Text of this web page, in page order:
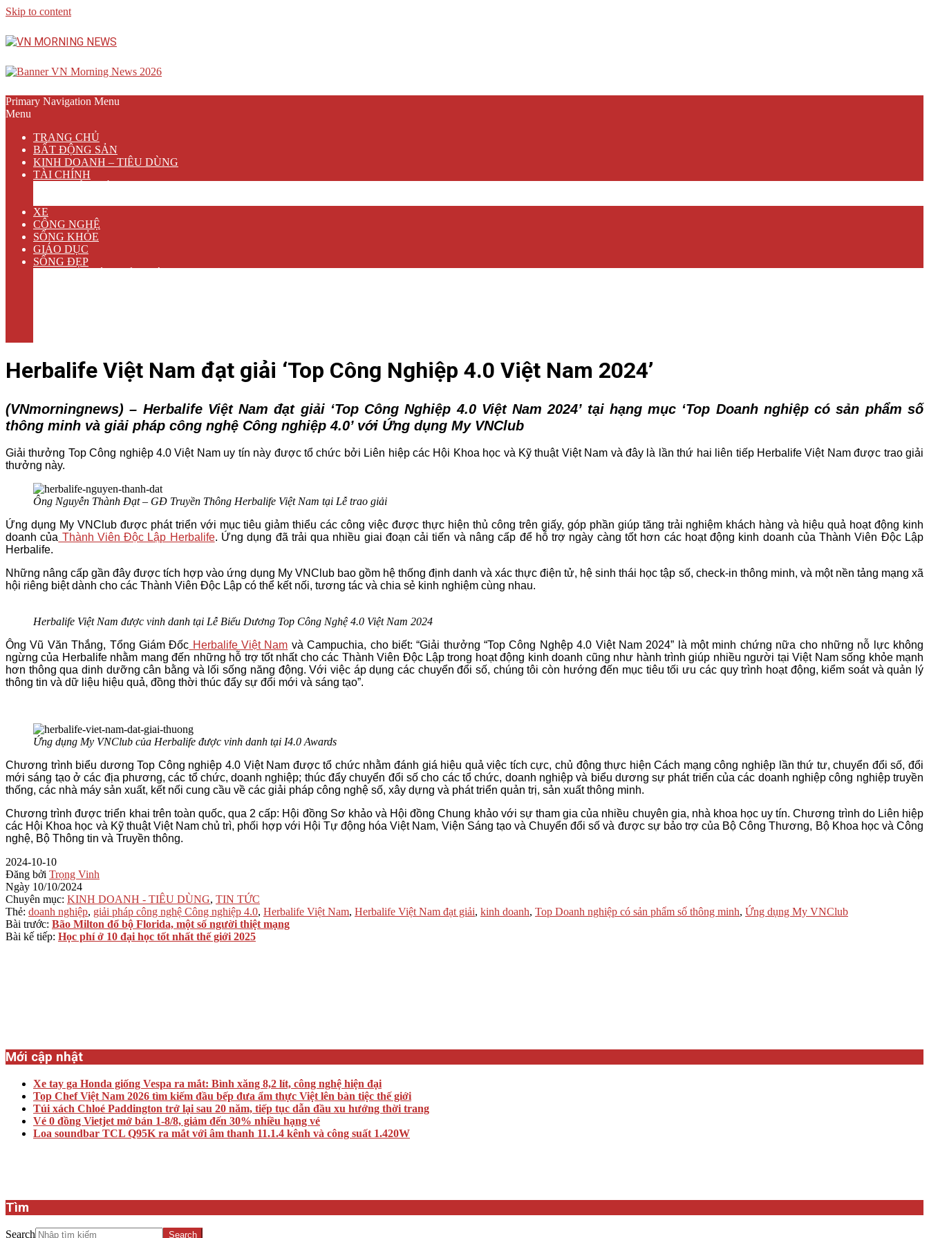
Skip to content
Primary Navigation Menu
Menu
TRANG CHỦ
BẤT ĐỘNG SẢN
KINH DOANH – TIÊU DÙNG
TÀI CHÍNH
XE
CÔNG NGHỆ
SỐNG KHỎE
GIÁO DỤC
SỐNG ĐẸP
Herbalife Việt Nam đạt giải ‘Top Công Nghiệp 4.0 Việt Nam 2024’
(VNmorningnews) – Herbalife Việt Nam đạt giải ‘Top Công Nghiệp 4.0 Việt Nam 2024’ tại hạng mục ‘Top Doanh nghiệp có sản phẩm số
thông minh và giải pháp công nghệ Công nghiệp 4.0’ với Ứng dụng My VNClub
Giải thưởng Top Công nghiệp 4.0 Việt Nam uy tín này được tổ chức bởi Liên hiệp các Hội Khoa học và Kỹ thuật Việt Nam và đây là lần thứ hai liên tiếp Herbalife Việt Nam được trao giải
thưởng này.
Ông Nguyễn Thành Đạt – GĐ Truyền Thông Herbalife Việt Nam tại Lễ trao giải
Ứng dụng My VNClub được phát triển với mục tiêu giảm thiểu các công việc được thực hiện thủ công trên giấy, góp phần giúp tăng trải nghiệm khách hàng và hiệu quả hoạt động kinh
doanh của Thành Viên Độc Lập Herbalife. Ứng dụng đã trải qua nhiều giai đoạn cải tiến và nâng cấp để hỗ trợ ngày càng tốt hơn các hoạt động kinh doanh của Thành Viên Độc Lập
Herbalife.
Những nâng cấp gần đây được tích hợp vào ứng dụng My VNClub bao gồm hệ thống định danh và xác thực điện tử, hệ sinh thái học tập số, check-in thông minh, và một nền tảng mạng xã
hội riêng biệt dành cho các Thành Viên Độc Lập có thể kết nối, tương tác và chia sẻ kinh nghiệm cùng nhau.
Herbalife Việt Nam được vinh danh tại Lễ Biểu Dương Top Công Nghệ 4.0 Việt Nam 2024
Ông Vũ Văn Thắng, Tổng Giám Đốc Herbalife Việt Nam và Campuchia, cho biết: “Giải thưởng “Top Công Nghệp 4.0 Việt Nam 2024” là một minh chứng nữa cho những nỗ lực không
ngừng của Herbalife nhằm mang đến những hỗ trợ tốt nhất cho các Thành Viên Độc Lập trong hoạt động kinh doanh cũng như hành trình giúp nhiều người tại Việt Nam sống khỏe mạnh
hơn thông qua dinh dưỡng cân bằng và lối sống năng động. Với việc áp dụng các chuyển đổi số, chúng tôi còn hướng đến mục tiêu tối ưu các quy trình hoạt động, kiểm soát và quản lý
thông tin và dữ liệu hiệu quả, đồng thời thúc đẩy sự đổi mới và sáng tạo”.
Ứng dụng My VNClub của Herbalife được vinh danh tại I4.0 Awards
Chương trình biểu dương Top Công nghiệp 4.0 Việt Nam được tổ chức nhằm đánh giá hiệu quả việc tích cực, chủ động thực hiện Cách mạng công nghiệp lần thứ tư, chuyển đổi số, đổi
mới sáng tạo ở các địa phương, các tổ chức, doanh nghiệp; thúc đẩy chuyển đổi số cho các tổ chức, doanh nghiệp và biểu dương sự phát triển của các doanh nghiệp công nghiệp truyền
thống, các nhà máy sản xuất, kết nối cung cầu về các giải pháp công nghệ số, xây dựng và phát triển quản trị, sản xuất thông minh.
Chương trình được triển khai trên toàn quốc, qua 2 cấp: Hội đồng Sơ khảo và Hội đồng Chung khảo với sự tham gia của nhiều chuyên gia, nhà khoa học uy tín. Chương trình do Liên hiệp
các Hội Khoa học và Kỹ thuật Việt Nam chủ trì, phối hợp với Hội Tự động hóa Việt Nam, Viện Sáng tạo và Chuyển đổi số và được sự bảo trợ của Bộ Công Thương, Bộ Khoa học và Công
nghệ, Bộ Thông tin và Truyền thông.
2024-10-10
Đăng bởi Trọng Vinh
Ngày 10/10/2024
Chuyên mục: KINH DOANH - TIÊU DÙNG, TIN TỨC
Thẻ: doanh nghiệp, giải pháp công nghệ Công nghiệp 4.0, Herbalife Việt Nam, Herbalife Việt Nam đạt giải, kinh doanh, Top Doanh nghiệp có sản phẩm số thông minh, Ứng dụng My VNClub
Bài trước: Bão Milton đổ bộ Florida, một số người thiệt mạng
Bài kế tiếp: Học phí ở 10 đại học tốt nhất thế giới 2025
Mới cập nhật
Xe tay ga Honda giống Vespa ra mắt: Bình xăng 8,2 lít, công nghệ hiện đại
Top Chef Việt Nam 2026 tìm kiếm đầu bếp đưa ẩm thực Việt lên bàn tiệc thế giới
Túi xách Chloé Paddington trở lại sau 20 năm, tiếp tục dẫn đầu xu hướng thời trang
Vé 0 đồng Vietjet mở bán 1-8/8, giảm đến 30% nhiều hạng vé
Loa soundbar TCL Q95K ra mắt với âm thanh 11.1.4 kênh và công suất 1.420W
Tìm
Search